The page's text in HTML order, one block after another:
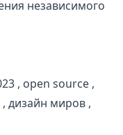
независимого
, open source ,
, дизайн миров ,